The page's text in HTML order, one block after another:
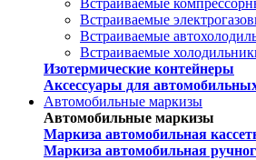
Встраиваемые
Встраиваемые
Встраиваемые
Встраиваемые
Изотермические контейнеры
Аксессуары для
Автомобильные маркизы
Автомобильные маркизы
Маркиза автомобильная
Маркиза автомобильная